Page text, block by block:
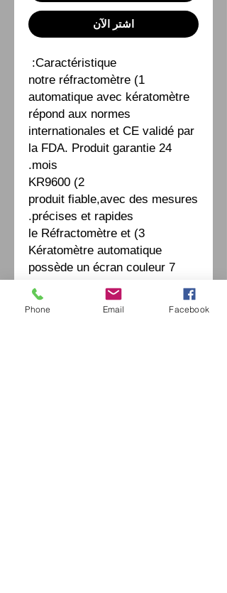
اشترِ الآن
Caractéristique:
1) notre réfractomètre
automatique avec kératomètre
répond aux normes
internationales et CE validé par
la FDA. Produit garantie 24
mois.
2) KR9600
produit fiable,avec des mesures
précises et rapides.
3) le Réfractomètre et
Kératomètre automatique
possède un écran couleur 7
Lien de la vidéo:
Phone Email Facebook